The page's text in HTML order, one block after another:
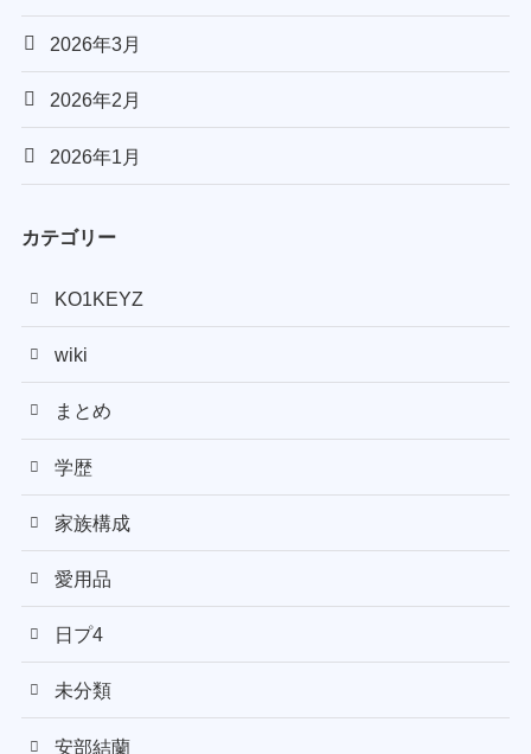
2026年3月
2026年2月
2026年1月
カテゴリー
KO1KEYZ
wiki
まとめ
学歴
家族構成
愛用品
日プ4
未分類
安部結蘭